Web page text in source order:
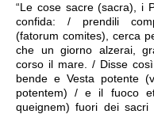
“Le cose sacre (sacra), i
confida: / prendili
(fatorum comites), cerca
che un giorno alzerai,
corso il mare. / Disse
bende e Vesta potente
potentem) / e il fuoco
queignem) fuori dei sacri